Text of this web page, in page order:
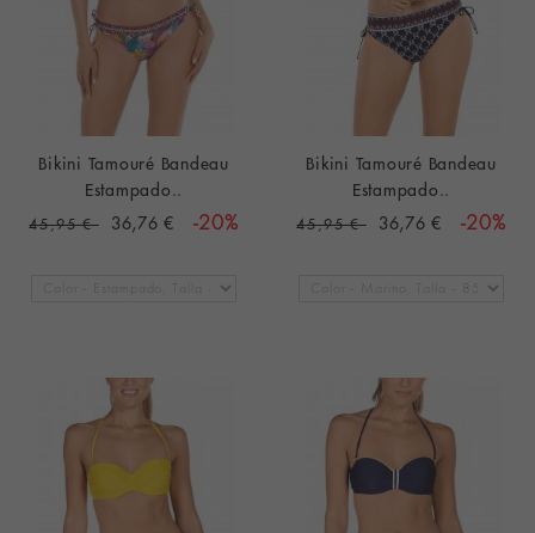
Bikini Tamouré Bandeau
Estampado..
45,95 € 36,76 € -20%
Bikini Tamouré Bandeau
Estampado..
45,95 € 36,76 € -20%